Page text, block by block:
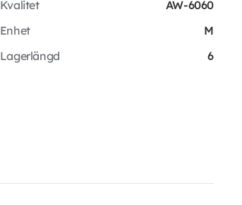
Kvalitet
AW-6060
Enhet
M
Lagerlängd
6